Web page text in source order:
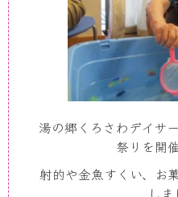
湯の郷くろさわデイサ
祭りを開
射的や金魚すくい、お
しま